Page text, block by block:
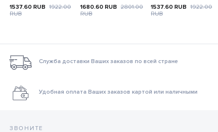
1537.60 RUB 1922.00
RUB
1680.60 RUB 2801.00
RUB
1537.60 RUB 1922.00
RUB
Служба доставки Ваших заказов по всей стране
Удобная оплата Ваших заказов картой или наличными
ЗВОНИТЕ